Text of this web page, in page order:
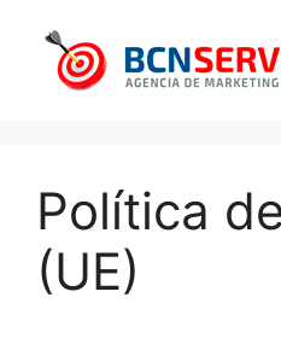
contenido
Política
(UE)